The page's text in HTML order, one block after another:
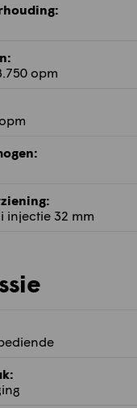
opm
injectie 32 mm